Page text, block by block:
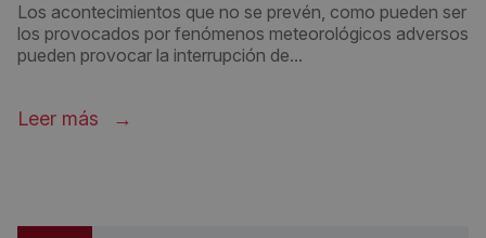
Los acontecimientos que no se prevén, como pueden ser
los provocados por fenómenos meteorológicos adversos
pueden provocar la interrupción de...
Leer más